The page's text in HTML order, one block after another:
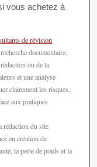
vous achetez à
de révision
documentaire,
ou de la
et une analyse
clairement les risques,
aux pratiques
rédaction du site
en création de
la perte de poids et la